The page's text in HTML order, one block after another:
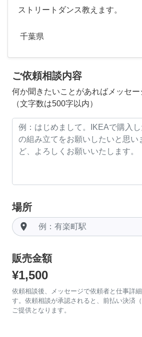
ストリートダンス教えます。
千葉県
ご依頼相談内容
何か聞きたいことがあればメッセ
（文字数は500字以内）
場所
room
販売金額
¥1,500
依頼相談後、メッセージで依頼者と仕事詳
す。依頼相談が承認されると、前払い決済
ご提供となります。